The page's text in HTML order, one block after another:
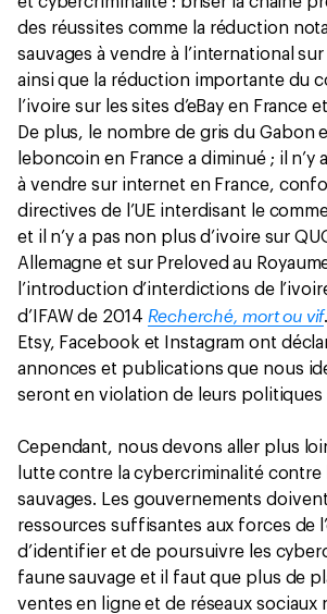
des réussites comme la réduction
sauvages à vendre à l’international sur
ainsi que la réduction importante du
l’ivoire sur les sites d’eBay en France
De plus, le nombre de gris du Gabon
leboncoin en France a diminué ; il n’y
à vendre sur internet en France,
directives de l’UE interdisant le
et il n’y a pas non plus d’ivoire sur
Allemagne et sur Preloved au
l’introduction d’interdictions de
d’IFAW de 2014 Recherché, mort ou vif
Etsy, Facebook et Instagram ont
annonces et publications que nous
seront en violation de leurs politiques
Cependant, nous devons aller plus
lutte contre la cybercriminalité contre
sauvages. Les gouvernements
ressources suffisantes aux forces de
d’identifier et de poursuivre les
faune sauvage et il faut que plus de
ventes en ligne et de réseaux sociaux